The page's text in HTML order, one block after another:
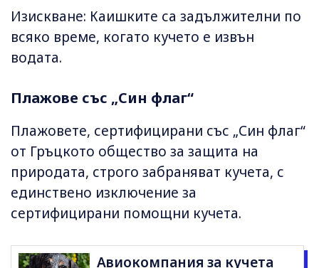
Изискване: Каишките са задължителни по
всяко време, когато кучето е извън
водата.
Плажове със „Син флаг“
Плажовете, сертифицирани със „Син флаг“
от Гръцкото общество за защита на
природата, строго забраняват кучета, с
единствено изключение за
сертифицирани помощни кучета.
Авиокомпания за кучета